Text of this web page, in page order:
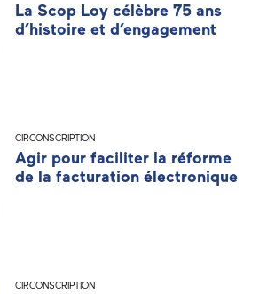
La Scop Loy célèbre 75 ans
d’histoire et d’engagement
CIRCONSCRIPTION
Agir pour faciliter la réforme
de la facturation électronique
CIRCONSCRIPTION